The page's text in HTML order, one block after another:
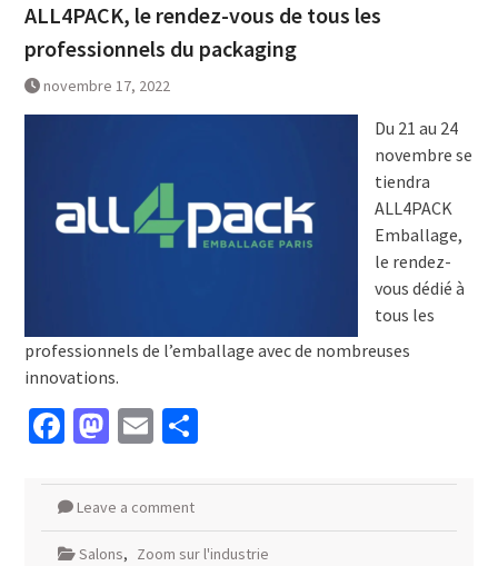
ALL4PACK, le rendez-vous de tous les
professionnels du packaging
novembre 17, 2022
Du 21 au 24
novembre se
tiendra
ALL4PACK
Emballage,
le rendez-
vous dédié à
tous les
professionnels de l’emballage avec de nombreuses
innovations.
Facebook
Mastodon
EmailPartager
Leave a comment
Salons, Zoom sur l'industrie